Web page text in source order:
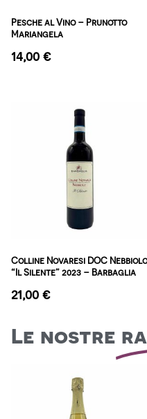
Pesche al Vino – Prunotto
Mariangela
14,00 €
Colline Novaresi DOC Nebbiolo
“Il Silente” 2023 – Barbaglia
21,00 €
Le nostre